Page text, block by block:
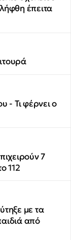
έπειτα
- Τι φέρνει ο
7
112
με τα
από